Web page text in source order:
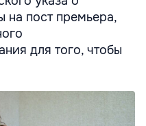
пост премьера,
для того, чтобы